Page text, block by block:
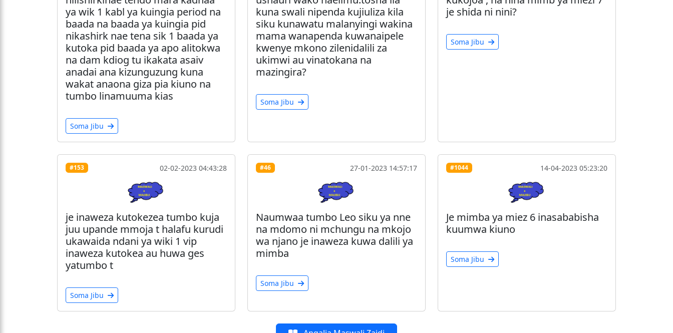
ya wik 1 kabl ya kuingia period na
baada na baada ya kuingia pid
nikashirk nae tena sik 1 baada ya
kutoka pid baada ya apo alitokwa
na dam kdiog tu ikakata asaiv
anadai ana kizunguzung kuna
wakat anaona giza pia kiuno na
tumbo linamuuma kias
Soma Jibu
kuna swali nipenda kujiuliza kila
siku kunawatu malanyingi wakina
mama wanapenda kuwanaipele
kwenye mkono zilenidalili za
ukimwi au vinatokana na
mazingira?
Soma Jibu
je shida ni nini?
Soma Jibu
#153 02-02-2023 04:43:28
je inaweza kutokezea tumbo kuja
juu upande mmoja t halafu kurudi
ukawaida ndani ya wiki 1 vip
inaweza kutokea au huwa ges
yatumbo t
Soma Jibu
#46 27-01-2023 14:57:17
Naumwaa tumbo Leo siku ya nne
na mdomo ni mchungu na mkojo
wa njano je inaweza kuwa dalili ya
mimba
Soma Jibu
#1044 14-04-2023 05:23:20
Je mimba ya miez 6 inasababisha
kuumwa kiuno
Soma Jibu